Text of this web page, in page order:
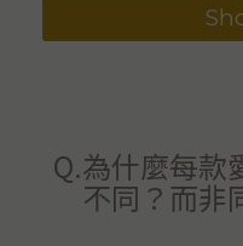
Q.為什麼每款
不同？而非